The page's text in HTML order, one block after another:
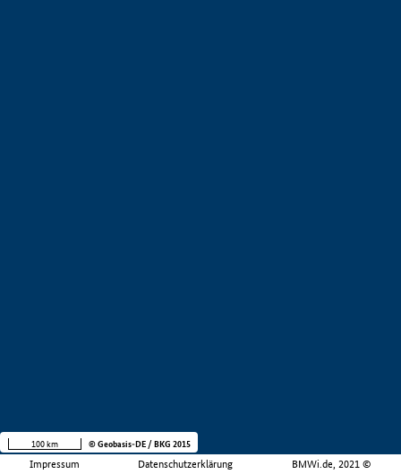
Impressum Datenschutzerklärung BMWi.de, 2021 ©
100 km © Geobasis-DE / BKG 2015